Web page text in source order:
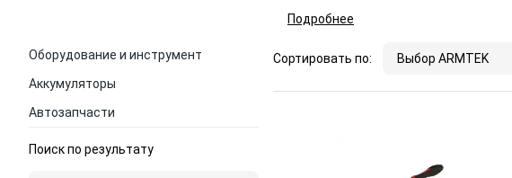
Подробнее
Оборудование и инструмент
Аккумуляторы
Автозапчасти
Поиск по результату
Сортировать по: Выбор ARMTEK